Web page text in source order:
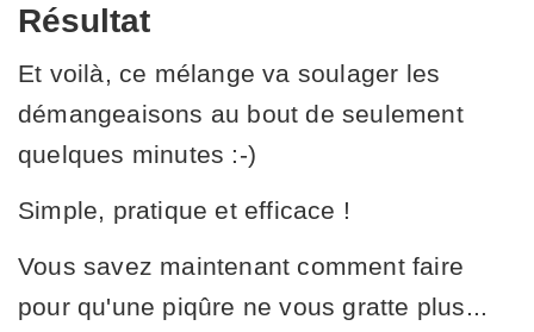
Résultat
Et voilà, ce mélange va soulager les
démangeaisons au bout de seulement
quelques minutes :-)
Simple, pratique et efficace !
Vous savez maintenant comment faire
pour qu'une piqûre ne vous gratte plus...